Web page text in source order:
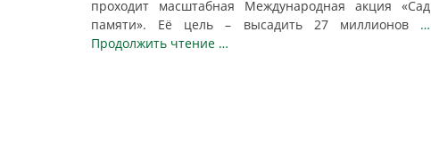
проходит масштабная Международная акция «Сад
памяти». Её цель – высадить 27 миллионов …
Продолжить чтение …